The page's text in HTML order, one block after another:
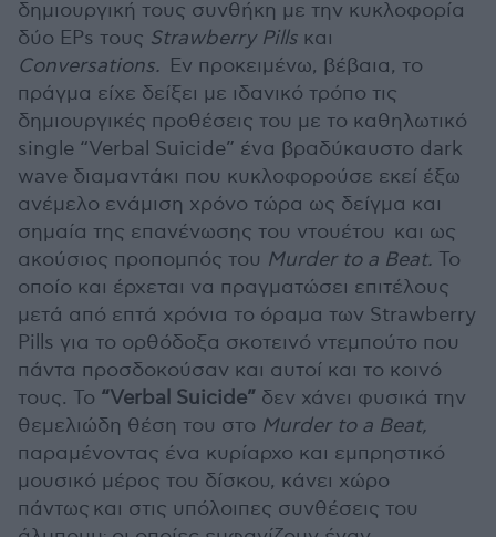
δημιουργική τους συνθήκη με την κυκλοφορία
δύο EPs τους Strawberry Pills και
Conversations. Εν προκειμένω, βέβαια, το
πράγμα είχε δείξει με ιδανικό τρόπο τις
δημιουργικές προθέσεις του με το καθηλωτικό
single “Verbal Suicide” ένα βραδύκαυστο dark
wave διαμαντάκι που κυκλοφορούσε εκεί έξω
ανέμελο ενάμιση χρόνο τώρα ως δείγμα και
σημαία της επανένωσης του ντουέτου και ως
ακούσιος προπομπός του Murder to a Beat. Το
οποίο και έρχεται να πραγματώσει επιτέλους
μετά από επτά χρόνια το όραμα των Strawberry
Pills για το ορθόδοξα σκοτεινό ντεμπούτο που
πάντα προσδοκούσαν και αυτοί και το κοινό
τους. Το “Verbal Suicide” δεν χάνει φυσικά την
θεμελιώδη θέση του στο Murder to a Beat,
παραμένοντας ένα κυρίαρχο και εμπρηστικό
μουσικό μέρος του δίσκου, κάνει χώρο
πάντως και στις υπόλοιπες συνθέσεις του
.